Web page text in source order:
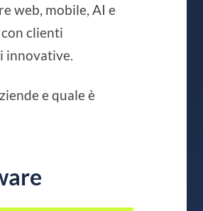
web, mobile, AI e
clienti
innovative.
e quale è